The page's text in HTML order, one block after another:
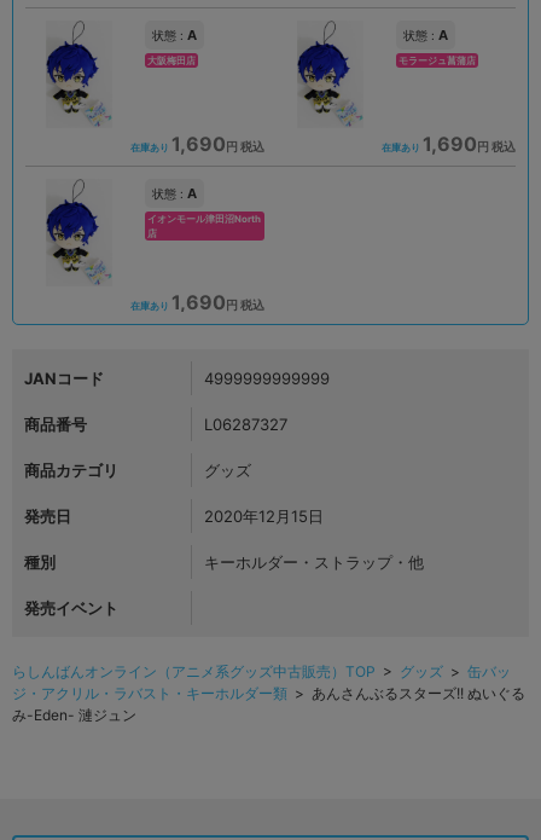
状態 : A
大阪梅田店
在庫あり 1,690 円 税込
状態 : A
モラージュ菖蒲店
在庫あり 1,690 円 税込
状態 : A
イオンモール津田沼North
店
在庫あり 1,690 円 税込
JANコード 4999999999999
商品番号 L06287327
商品カテゴリ グッズ
発売日 2020年12月15日
種別 キーホルダー・ストラップ・他
発売イベント
らしんばんオンライン（アニメ系グッズ中古販売）TOP > グッズ > 缶バッ
ジ・アクリル・ラバスト・キーホルダー類 > あんさんぶるスターズ!! ぬいぐる
み-Eden- 漣ジュン